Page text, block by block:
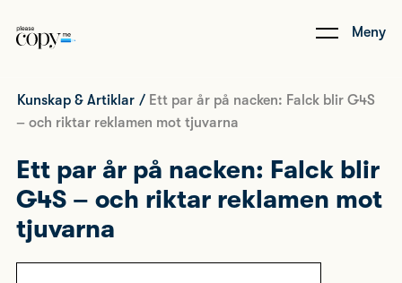
Meny
Kunskap & Artiklar / Ett par år på nacken: Falck blir G4S
– och riktar reklamen mot tjuvarna
Ett par år på nacken: Falck blir
G4S – och riktar reklamen mot
tjuvarna